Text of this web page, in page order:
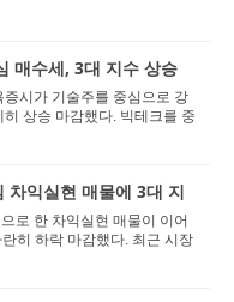
최고 수준의 성과를...
매수세, 3대 지수 상승
시가 기술주를 중심으로 강
상승 마감했다. 빅테크를 중
복되면서 주요 지수...
차익실현 매물에 3대 지
로 한 차익실현 매물이 이어
히 하락 마감했다. 최근 시장
공지능(AI) 관련 ...